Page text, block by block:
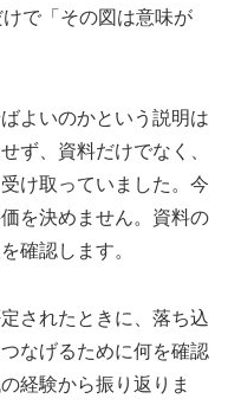
で「その図は意味が
よいのかという説明は
ず、資料だけでなく、
け取っていました。今
を決めません。資料の
確認します。
されたときに、落ち込
なげるために何を確認
経験から振り返りま